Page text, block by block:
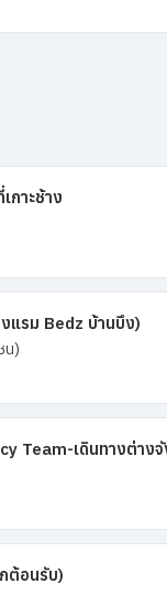
กาะช้าง
แรม Bedz บ้านบึง)
น)
Team-เดินทางต่างจั
ต้อนรับ)